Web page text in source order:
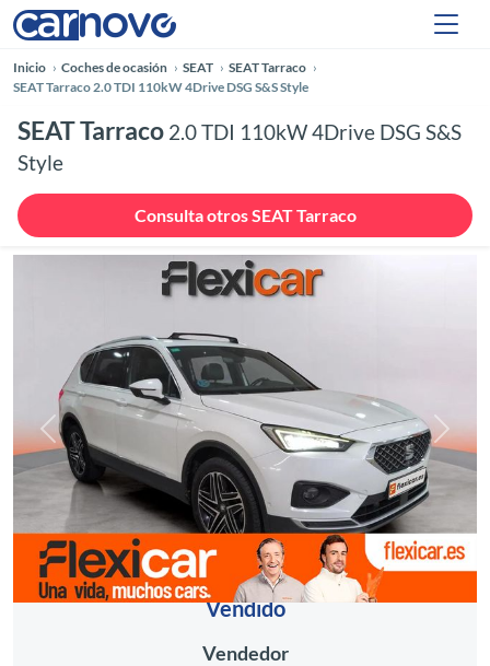
Inicio Coches de ocasión SEAT
SEAT Tarraco
SEAT Tarraco 2.0 TDI 110kW 4Drive DSG S&S Style
SEAT Tarraco 2.0 TDI 110kW 4Drive DSG S&S
Style
Consulta otros SEAT Tarraco
Anterior
Vendido
Vendedor